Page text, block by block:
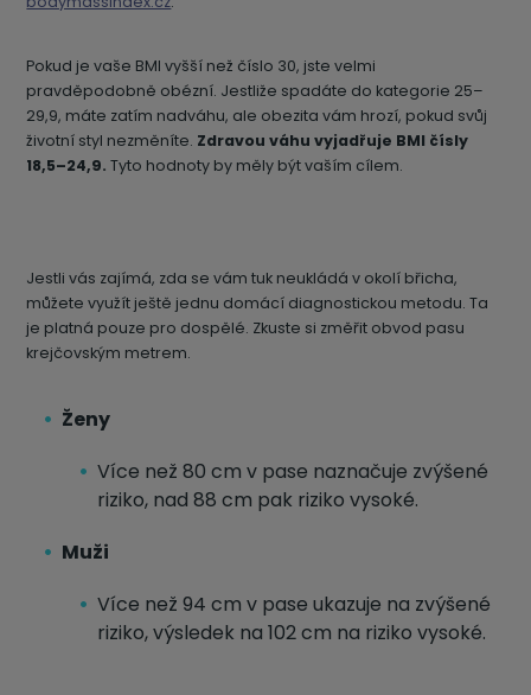
Pokud je vaše BMI vyšší než číslo 30, jste velmi
pravděpodobně obézní. Jestliže spadáte do kategorie 25–
29,9, máte zatím nadváhu, ale obezita vám hrozí, pokud svůj
životní styl nezměníte. Zdravou váhu vyjadřuje BMI čísly
18,5–24,9. Tyto hodnoty by měly být vaším cílem.
Jestli vás zajímá, zda se vám tuk neukládá v okolí břicha,
můžete využít ještě jednu domácí diagnostickou metodu. Ta
je platná pouze pro dospělé. Zkuste si změřit obvod pasu
krejčovským metrem.
Ženy
Více než 80 cm v pase naznačuje zvýšené
riziko, nad 88 cm pak riziko vysoké.
Muži
Více než 94 cm v pase ukazuje na zvýšené
riziko, výsledek na 102 cm na riziko vysoké.